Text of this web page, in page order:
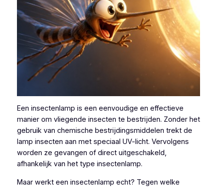
Een insectenlamp is een eenvoudige en effectieve
manier om vliegende insecten te bestrijden. Zonder het
gebruik van chemische bestrijdingsmiddelen trekt de
lamp insecten aan met speciaal UV-licht. Vervolgens
worden ze gevangen of direct uitgeschakeld,
afhankelijk van het type insectenlamp.
Maar werkt een insectenlamp echt? Tegen welke